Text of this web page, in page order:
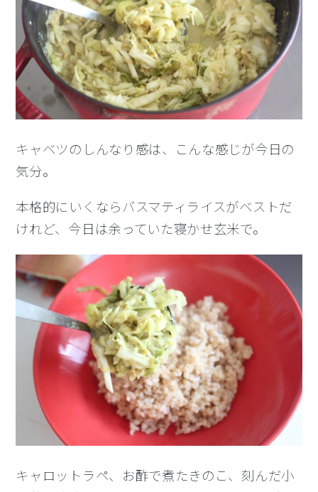
キャベツのしんなり感は、こんな感じが今日の
気分。
本格的にいくならバスマティライスがベストだ
けれど、今日は余っていた寝かせ玄米で。
キャロットラペ、お酢で煮たきのこ、刻んだ小